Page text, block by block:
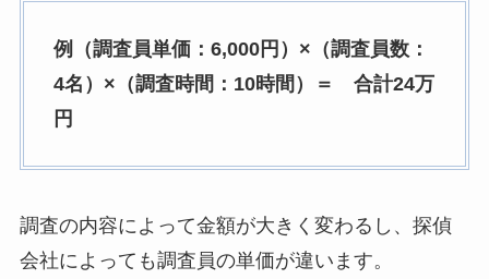
例（調査員単価：6,000円）×（調査員数：
4名）×（調査時間：10時間）＝ 合計24万
円
調査の内容によって金額が大きく変わるし、探偵
会社によっても調査員の単価が違います。